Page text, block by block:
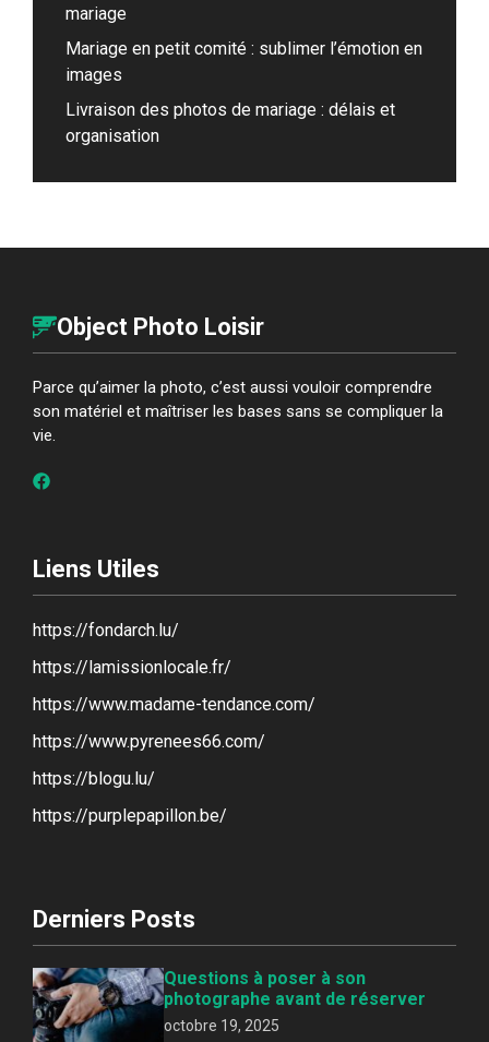
mariage
Mariage en petit comité : sublimer l’émotion en
images
Livraison des photos de mariage : délais et
organisation
Object Photo Loisir
Parce qu’aimer la photo, c’est aussi vouloir comprendre
son matériel et maîtriser les bases sans se compliquer la
vie.
Liens Utiles
https://fondarch.lu/
https://lamissionlocale.fr/
https://www.madame-tendance.com/
https://www.pyrenees66.com/
https://blogu.lu/
https://purplepapillon.be/
Derniers Posts
Questions à poser à son
photographe avant de réserver
octobre 19, 2025